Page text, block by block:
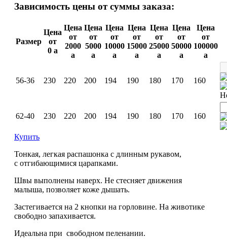
Зависимость цены от суммы заказа:
Размер
Цена
от
0 a
Цена
от
2000
a
Цена
от
5000
a
Цена
от
10000
a
Цена
от
15000
a
Цена
от
25000
a
Цена
от
50000
a
Цена
от
100000
a
56-36 230 220 200 194 190 180 170
160
62-40 230 220 200 194 190 180 170 160
Купить
Тонкая, легкая распашонка с длинным рукавом,
с отгибающимися царапками.
Швы выполнены наверх. Не стесняет движения
малыша, позволяет коже дышать.
Застегивается на 2 кнопки на горловине. На животике
свободно запахивается.
Идеальна при свободном пеленании.